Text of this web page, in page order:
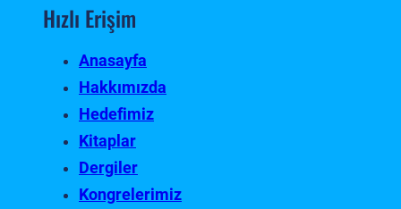
Hızlı Erişim
Anasayfa
Hakkımızda
Hedefimiz
Kitaplar
Dergiler
Kongrelerimiz